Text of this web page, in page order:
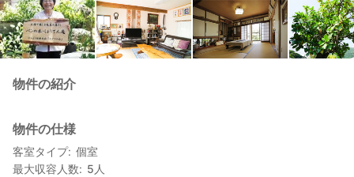
物件の紹介
物件の仕様
客室タイプ 個室
最大収容人数
5 人